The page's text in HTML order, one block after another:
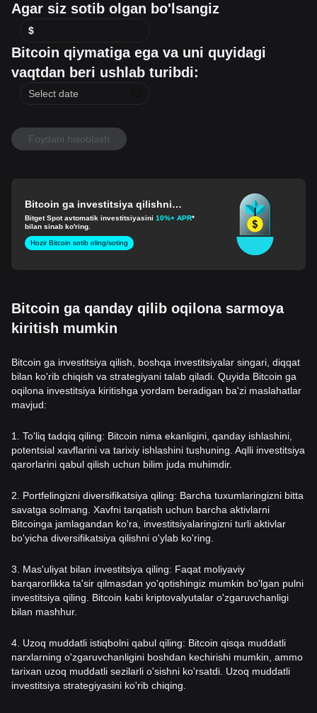
Agar siz sotib olgan bo'lsangiz
$
Bitcoin qiymatiga ega va uni quyidagi
vaqtdan beri ushlab turibdi:
Foydani hisoblash
Bitcoin ga investitsiya qilishni
boshlang
Bitget Spot avtomatik investitsiyasini10%+ APR*
bilan sinab ko'ring.
Hozir Bitcoin sotib oling/soting
Bitcoin ga qanday qilib oqilona sarmoya
kiritish mumkin
Bitcoin ga investitsiya qilish, boshqa investitsiyalar singari, diqqat
bilan ko'rib chiqish va strategiyani talab qiladi. Quyida Bitcoin ga
oqilona investitsiya kiritishga yordam beradigan ba'zi maslahatlar
mavjud:
1. To'liq tadqiq qiling: Bitcoin nima ekanligini, qanday ishlashini,
potentsial xavflarini va tarixiy ishlashini tushuning. Aqlli investitsiya
qarorlarini qabul qilish uchun bilim juda muhimdir.
2. Portfelingizni diversifikatsiya qiling: Barcha tuxumlaringizni bitta
savatga solmang. Xavfni tarqatish uchun barcha aktivlarni
Bitcoinga jamlagandan ko'ra, investitsiyalaringizni turli aktivlar
bo'yicha diversifikatsiya qilishni o'ylab ko'ring.
3. Mas'uliyat bilan investitsiya qiling: Faqat moliyaviy
barqarorlikka ta'sir qilmasdan yo'qotishingiz mumkin bo'lgan pulni
investitsiya qiling. Bitcoin kabi kriptovalyutalar o'zgaruvchanligi
bilan mashhur.
4. Uzoq muddatli istiqbolni qabul qiling: Bitcoin qisqa muddatli
narxlarning o'zgaruvchanligini boshdan kechirishi mumkin, ammo
tarixan uzoq muddatli sezilarli o'sishni ko'rsatdi. Uzoq muddatli
investitsiya strategiyasini ko'rib chiqing.